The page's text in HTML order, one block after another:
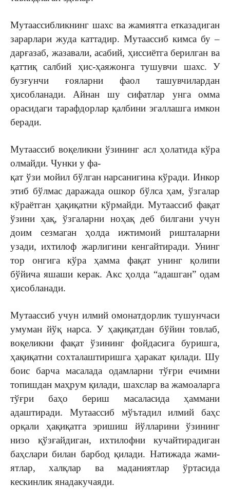
Мутаассибликнинг шахс ва жамиятга етказадиган
зарарлари жуда каттадир. Мутаассиб кимса бу –
дарғазаб, жазавали, асабий, ҳиссиётга берилган ва
қаттиқ салбий ҳис-ҳаяжонга тушувчи шахс. У
бузғунчи ғояларни фаол ташувчилардан
ҳисобланади. Айнан шу сифатлар унга омма
орасидаги тарафдорлар қалбини эгаллашга имкон
беради.
Мутаассиб воқеликни ўзининг асл ҳолатида кўра
олмайди. Чунки у фа-
қат ўзи мойил бўлган нарсанигина кўради. Инкор
этиб бўлмас даражада ошкор бўлса ҳам, ўзгалар
кўраётган ҳақиқатни кўрмайди. Мутаассиб фақат
ўзини ҳақ, ўзгаларни ноҳақ деб билгани учун
доим сезмаган ҳолда ижтимоий ришталарни
узади, ихтилоф жарлигини кенгайтиради. Унинг
тор онгига кўра ҳамма фақат унинг қолипи
бўйича яшаши керак. Акс ҳолда “адашган” одам
ҳисобланади.
Мутаассиб учун илмий омонатдорлик тушунчаси
умуман йўқ нарса. У ҳақи­қатдан бўйин товлаб,
воқеликни фақат ўзининг фойдасига буришга,
ҳақиқатни сох­талаштиришга ҳаракат қилади. Шу
боис барча масалада одамларни тўғ­ри ечимни
топишдан маҳрум қилади, шахс­лар ва жамоаларга
тўғри баҳо бериш масаласида ҳаммани
адаштиради. Мутаассиб мўътадил илмий баҳс
орқали ҳақи­қатга эри­шиш йўлларини ўзининг
низо қўзғайдиган, ихтилофни кучайтирадиган
баҳслари билан барбод қила­ди. Натижада жами­
ятлар, халқлар ва маданиятлар ўрта­сида
кескинлик яна­дакучаяди.